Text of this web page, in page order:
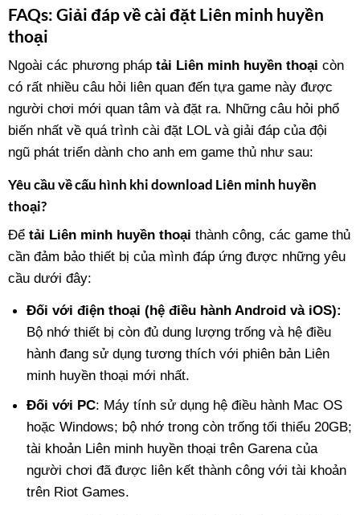
FAQs: Giải đáp về cài đặt Liên minh huyền
thoại
Ngoài các phương pháp tải Liên minh huyền thoại còn
có rất nhiều câu hỏi liên quan đến tựa game này được
người chơi mới quan tâm và đặt ra. Những câu hỏi phổ
biến nhất về quá trình cài đặt LOL và giải đáp của đội
ngũ phát triển dành cho anh em game thủ như sau:
Yêu cầu về cấu hình khi download Liên minh huyền
thoại?
Để tải Liên minh huyền thoại thành công, các game thủ
cần đảm bảo thiết bị của mình đáp ứng được những yêu
cầu dưới đây:
Đối với điện thoại (hệ điều hành Android và iOS):
Bộ nhớ thiết bị còn đủ dung lượng trống và hệ điều
hành đang sử dụng tương thích với phiên bản Liên
minh huyền thoại mới nhất.
Đối với PC: Máy tính sử dụng hệ điều hành Mac OS
hoặc Windows; bộ nhớ trong còn trống tối thiểu 20GB;
tài khoản Liên minh huyền thoại trên Garena của
người chơi đã được liên kết thành công với tài khoản
trên Riot Games.